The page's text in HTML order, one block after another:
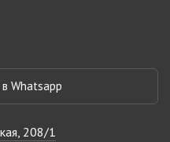
Whatsapp
208/1